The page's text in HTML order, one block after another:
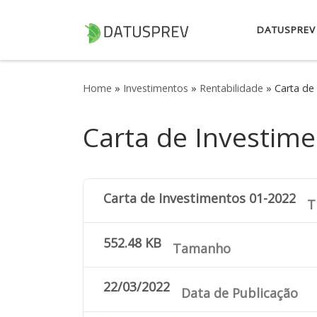
Skip to content
DATUSPREV
Home » Investimentos » Rentabilidade » Carta
Carta de
Carta de Investimentos 01-2022
552.48 KB Tamanho
22/03/2022 Data de Publicação